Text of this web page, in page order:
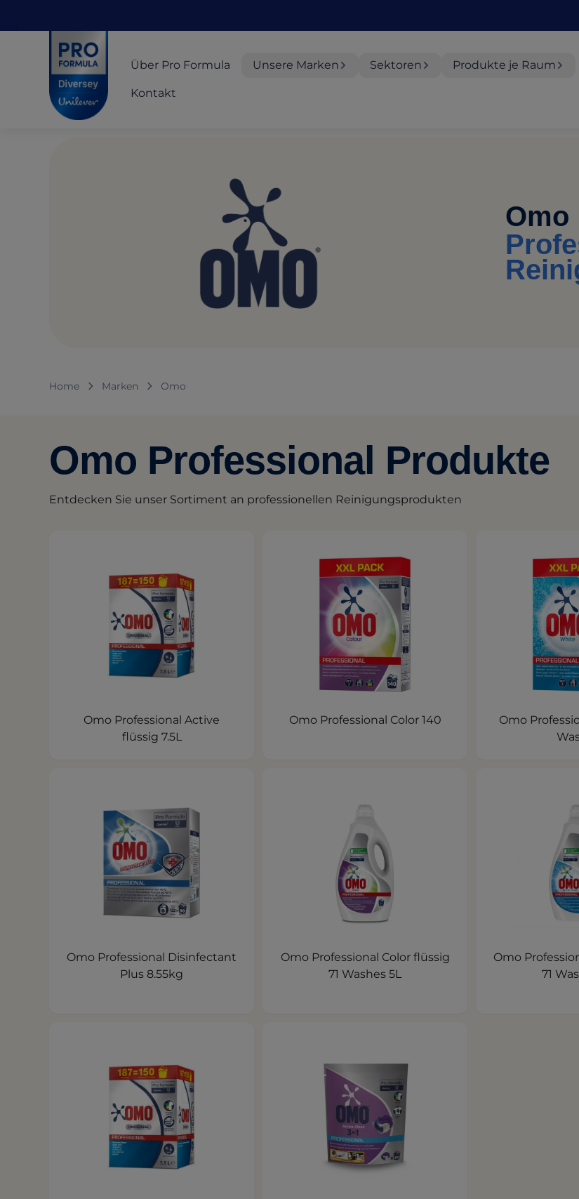
Über Pro Formula Unsere Marken Sektoren Produkte je Raum
Kontakt
Omo
Home Marken Omo
Omo Professional Produkte
Entdecken Sie unser Sortiment an professionellen Reinigungsprodukten
Omo Professional Active
flüssig 7.5L
Omo Professional Color 140
Omo
Omo Professional Disinfectant
Plus 8.55kg
Omo Professional Color flüssig
71 Washes 5L
Omo
71